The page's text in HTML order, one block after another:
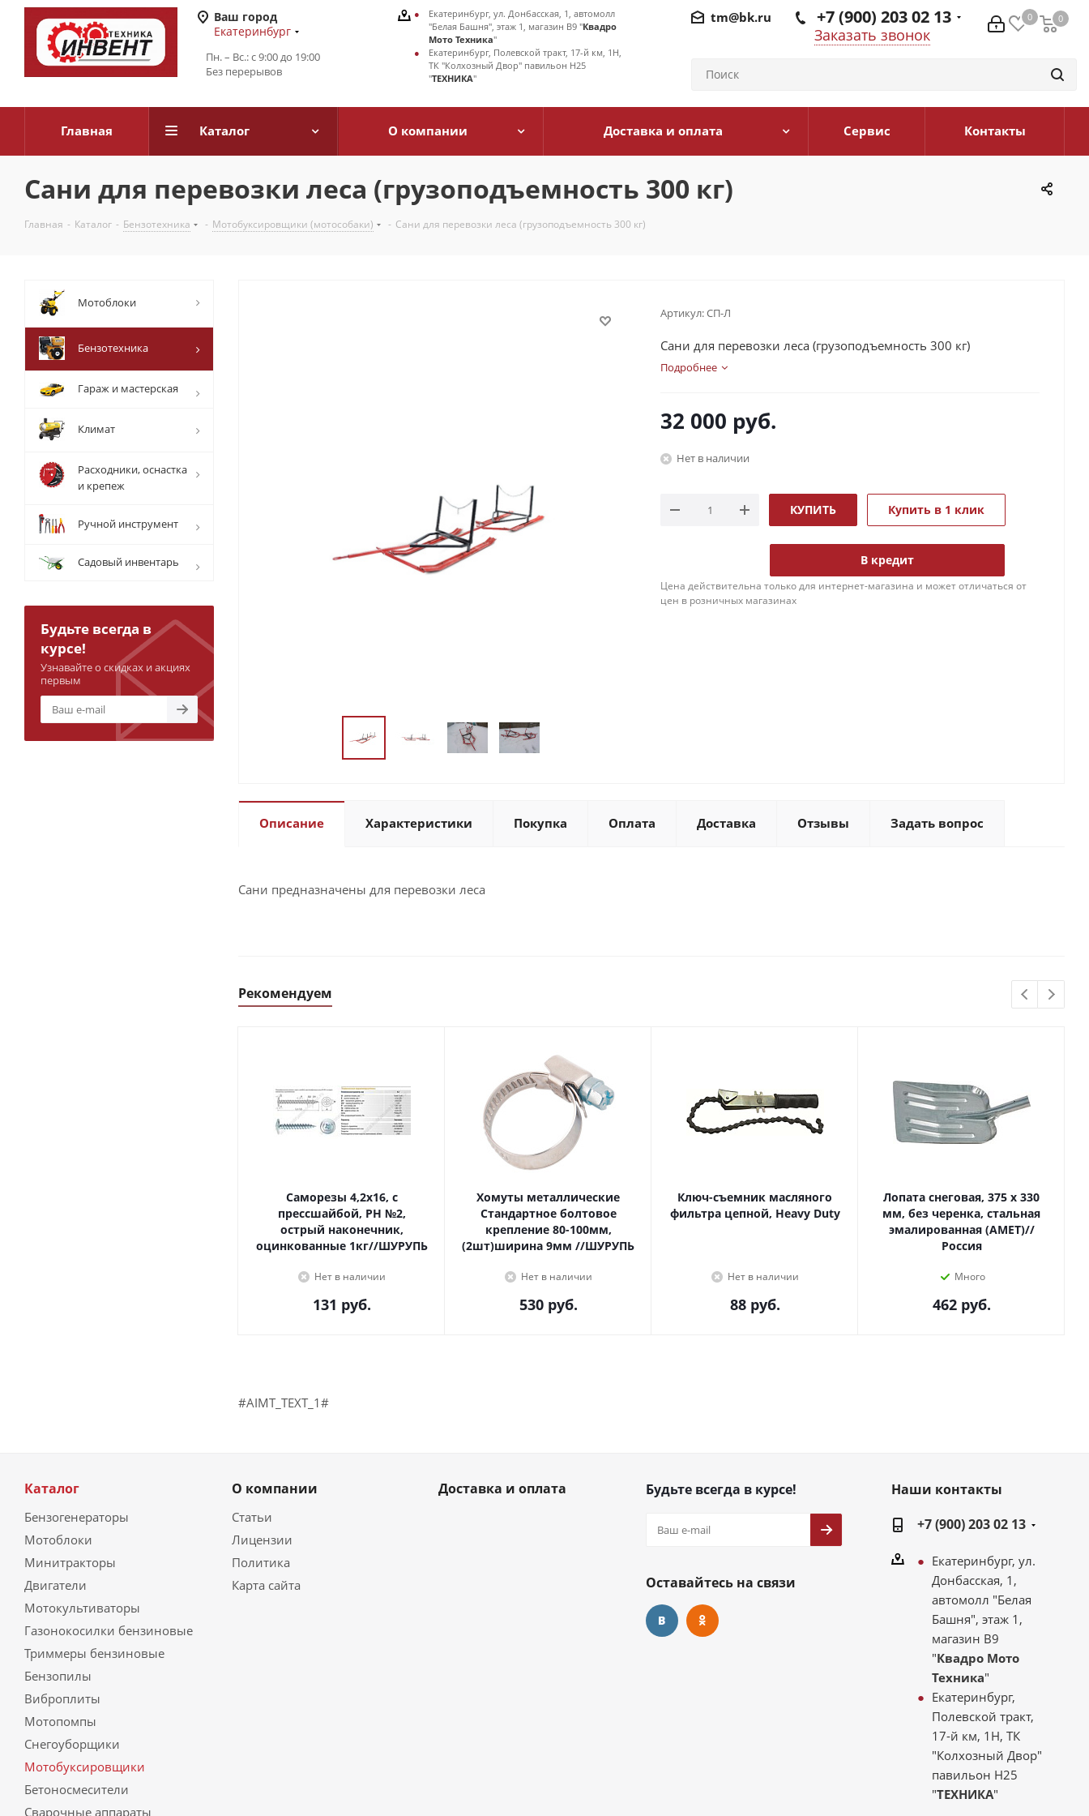
Ваш город
Екатеринбург
Пн. – Вс.: с 9:00 до 19:00
Без перерывов
0 0
0
+7 (900) 203 02 13
Заказать звонок
tm@bk.ru
Екатеринбург, ул. Донбасская, 1, автомолл
"Белая Башня", этаж 1, магазин В9 "Квадро
Мото Техника"
Екатеринбург, Полевской тракт, 17-й км, 1Н,
ТК "Колхозный Двор" павильон Н25
"ТЕХНИКА"
Главная Каталог О компании Доставка и оплата Сервис Контакты
Сани для перевозки леса (грузоподъемность 300 кг)
Главная - Каталог - Бензотехника - Мотобуксировщики (мотособаки) - Сани для перевозки леса (грузоподъемность 300 кг)
Артикул:СП-Л
Сани для перевозки леса (грузоподъемность 300 кг)
Подробнее
32 000 руб.
Нет в наличии
КУПИТЬ Купить в 1 клик
В кредит
Цена действительна только для интернет-магазина и может отличаться от
цен в розничных магазинах
Описание Характеристики Покупка Оплата Доставка Отзывы Задать вопрос
Сани предназначены для перевозки леса
Рекомендуем
Саморезы 4,2х16, с
прессшайбой, PH №2,
острый наконечник,
оцинкованные 1кг//ШУРУПЬ
Нет в наличии
131 руб.
Хомуты металлические
Стандартное болтовое
крепление 80-100мм,
(2шт)ширина 9мм //ШУРУПЬ
Нет в наличии
530руб.
Ключ-съемник масляного
фильтра цепной, Heavy Duty
Нет в наличии
88руб.
Лопата снеговая, 375 х 330
мм, без черенка, стальная
эмалированная (АМЕТ)//
Россия
Много
462руб.
#AIMT_TEXT_1#
Мотоблоки
Бензотехника
Гараж и мастерская
Климат
Расходники, оснастка
и крепеж
Ручной инструмент
Садовый инвентарь
Будьте всегда в
курсе!
Узнавайте о скидках и акциях
первым
Каталог
Бензогенераторы
Мотоблоки
Минитракторы
Двигатели
Мотокультиваторы
Газонокосилки бензиновые
Триммеры бензиновые
Бензопилы
Виброплиты
Мотопомпы
Снегоуборщики
Мотобуксировщики
Бетоносмесители
Сварочные аппараты
О компании
Статьи
Лицензии
Политика
Карта сайта
Доставка и оплата Будьте всегда в курсе!
Оставайтесь на связи
Наши контакты
+7 (900) 203 02 13
Екатеринбург, ул.
Донбасская, 1,
автомолл "Белая
Башня", этаж 1,
магазин В9
"Квадро Мото
Техника"
Екатеринбург,
Полевской тракт,
17-й км, 1Н, ТК
"Колхозный Двор"
павильон Н25
"ТЕХНИКА"